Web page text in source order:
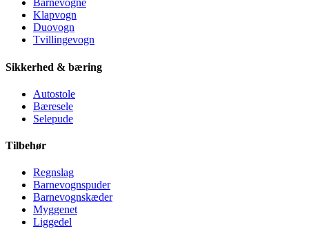
Barnevogne
Klapvogn
Duovogn
Tvillingevogn
Sikkerhed & bæring
Autostole
Bæresele
Selepude
Tilbehør
Regnslag
Barnevognspuder
Barnevognskæder
Myggenet
Liggedel